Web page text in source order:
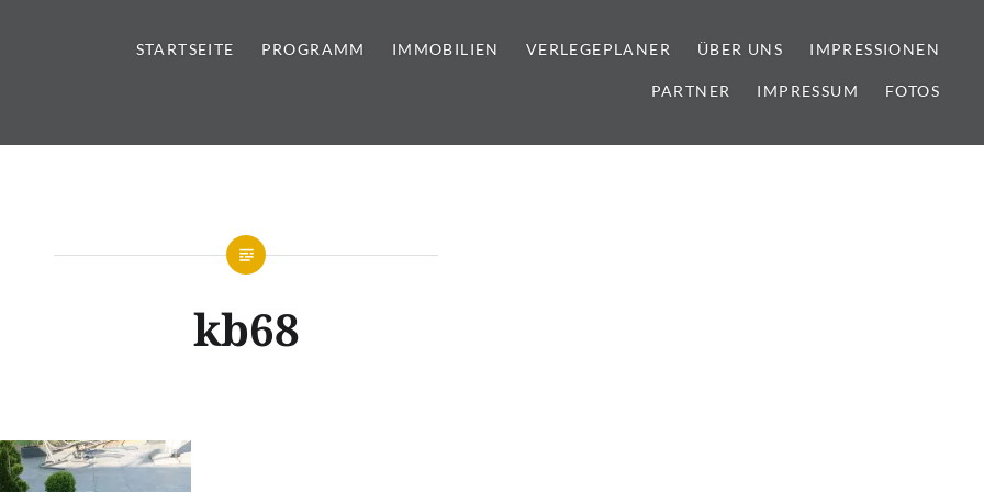
| Sanitär | Immobilien
STARTSEITE PROGRAMM IMMOBILIEN VERLEGEPLANER ÜBER UNS IMPRESSIONEN
PARTNER IMPRESSUM FOTOS
kb68